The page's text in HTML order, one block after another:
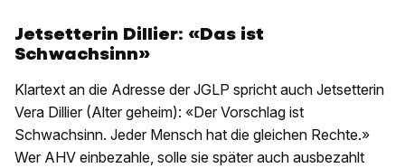
Jetsetterin Dillier: «Das ist
Schwachsinn»
Klartext an die Adresse der JGLP spricht auch Jetsetterin
Vera Dillier (Alter geheim): «Der Vorschlag ist
Schwachsinn. Jeder Mensch hat die gleichen Rechte.»
Wer AHV einbezahle, solle sie später auch ausbezahlt